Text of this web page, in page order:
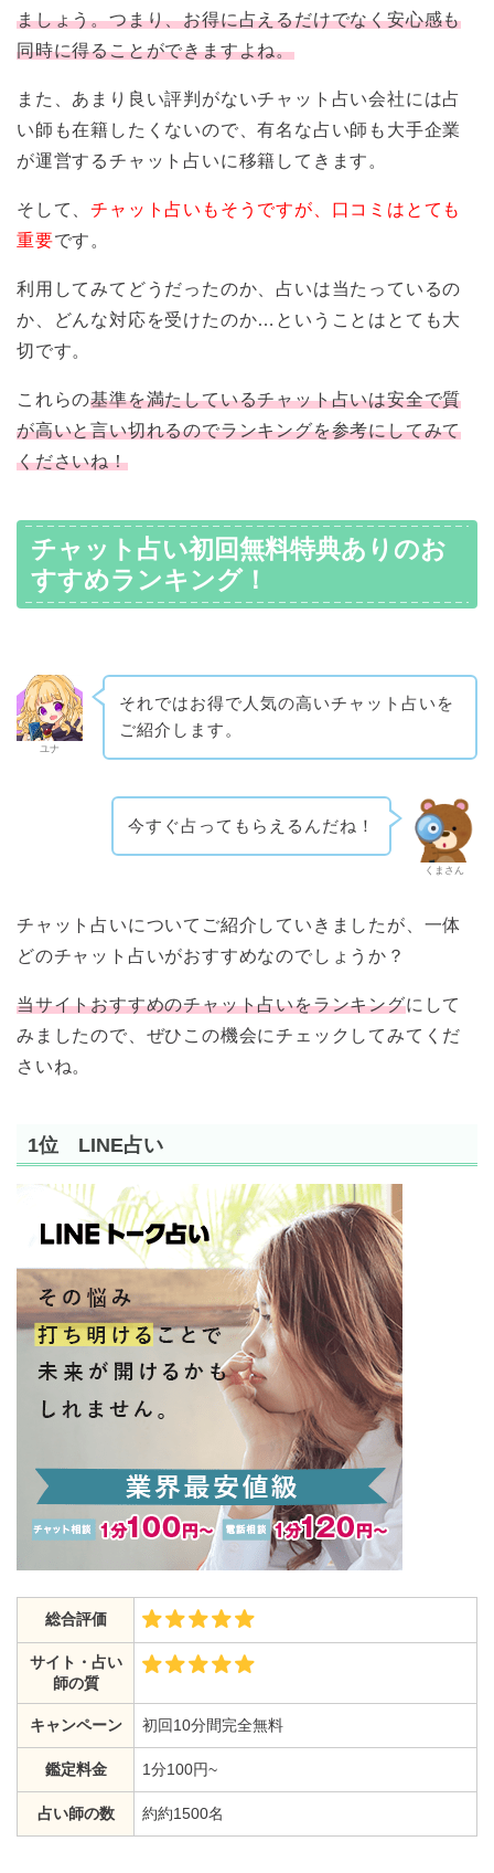
ましょう。つまり、お得に占えるだけでなく安心感も
同時に得ることができますよね。
また、あまり良い評判がないチャット占い会社には占
い師も在籍したくないので、有名な占い師も大手企業
が運営するチャット占いに移籍してきます。
そして、チャット占いもそうですが、口コミはとても
重要です。
利用してみてどうだったのか、占いは当たっているの
か、どんな対応を受けたのか…ということはとても大
切です。
これらの基準を満たしているチャット占いは安全で質
が高いと言い切れるのでランキングを参考にしてみて
くださいね！
チャット占い初回無料特典ありのお
すすめランキング！
ユナ
それではお得で人気の高いチャット占いを
ご紹介します。
くまさん
今すぐ占ってもらえるんだね！
チャット占いについてご紹介していきましたが、一体
どのチャット占いがおすすめなのでしょうか？
当サイトおすすめのチャット占いをランキングにして
みましたので、ぜひこの機会にチェックしてみてくだ
さいね。
1位 LINE占い
総合評価
サイト・占い
師の質
キャンペーン 初回10分間完全無料
鑑定料金 1分100円~
占い師の数 約約1500名